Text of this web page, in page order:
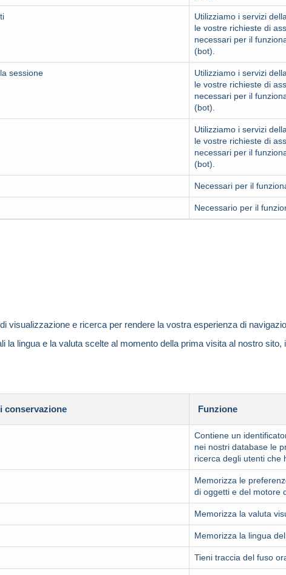
Utilizziamo i servizi
le vostre richieste di
necessari per il
(bot).
sessione Utilizziamo i servizi
le vostre richieste di
necessari per il
(bot).
Utilizziamo i servizi
le vostre richieste di
necessari per il
(bot).
Necessari per il
Necessario per il
e ricerca per rendere la vostra esperienza di
lingua e la valuta scelte al momento della prima visita al nostro
conservazione Funzione
Contiene un
nei nostri database le
ricerca degli utenti che
Memorizza le
di oggetti e del motore
Memorizza la valuta
Memorizza la lingua
Tieni traccia del fuso